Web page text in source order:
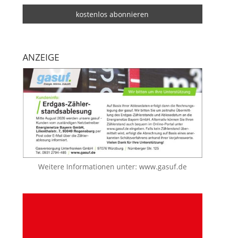
ANZEIGE
Weitere Informationen unter: www.gasuf.de